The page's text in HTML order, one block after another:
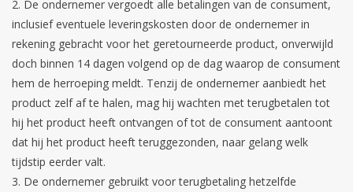
De ondernemer vergoedt alle betalingen van de consument,
inclusief eventuele leveringskosten door de ondernemer in
rekening gebracht voor het geretourneerde product, onverwijld
doch binnen 14 dagen volgend op de dag waarop de consument
hem de herroeping meldt. Tenzij de ondernemer aanbiedt het
product zelf af te halen, mag hij wachten met terugbetalen tot
hij het product heeft ontvangen of tot de consument aantoont
dat hij het product heeft teruggezonden, naar gelang welk
tijdstip eerder valt.
De ondernemer gebruikt voor terugbetaling hetzelfde